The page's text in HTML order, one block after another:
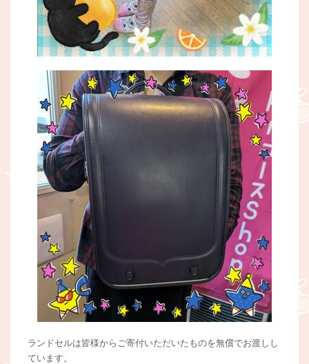
ランドセルは皆様からご寄付いただいたものを無償でお渡しし
ています。